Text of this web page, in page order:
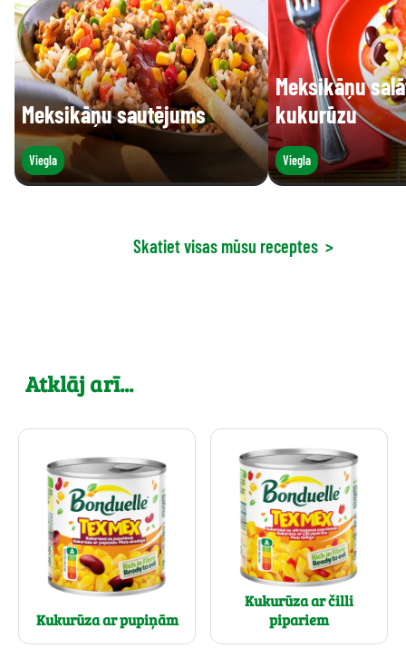
Meksikāņu sautējums
Viegla
Meksikāņu
kukurūzu
Viegla
Skatiet visas mūsu receptes >
Atklāj arī...
Kukurūza ar pupiņām
Kukurūza ar čilli
pipariem